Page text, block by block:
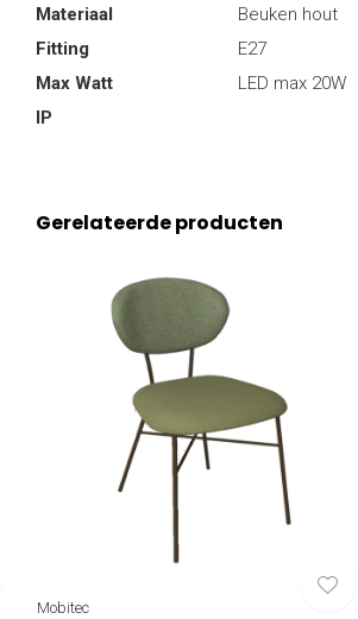
Materiaal
Beuken hout
Fitting
E27
Max Watt
LED max 20W
IP
Gerelateerde producten
Mobitec